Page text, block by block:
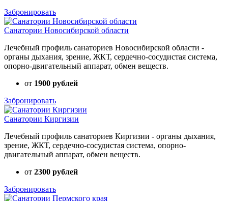
Забронировать
Санатории Новосибирской области
Лечебный профиль санаториев Новосибирской области -
органы дыхания, зрение, ЖКТ, сердечно-сосудистая система,
опорно-двигательный аппарат, обмен веществ.
от 1900 рублей
Забронировать
Санатории Киргизии
Лечебный профиль санаториев Киргизии - органы дыхания,
зрение, ЖКТ, сердечно-сосудистая система, опорно-
двигательный аппарат, обмен веществ.
от 2300 рублей
Забронировать